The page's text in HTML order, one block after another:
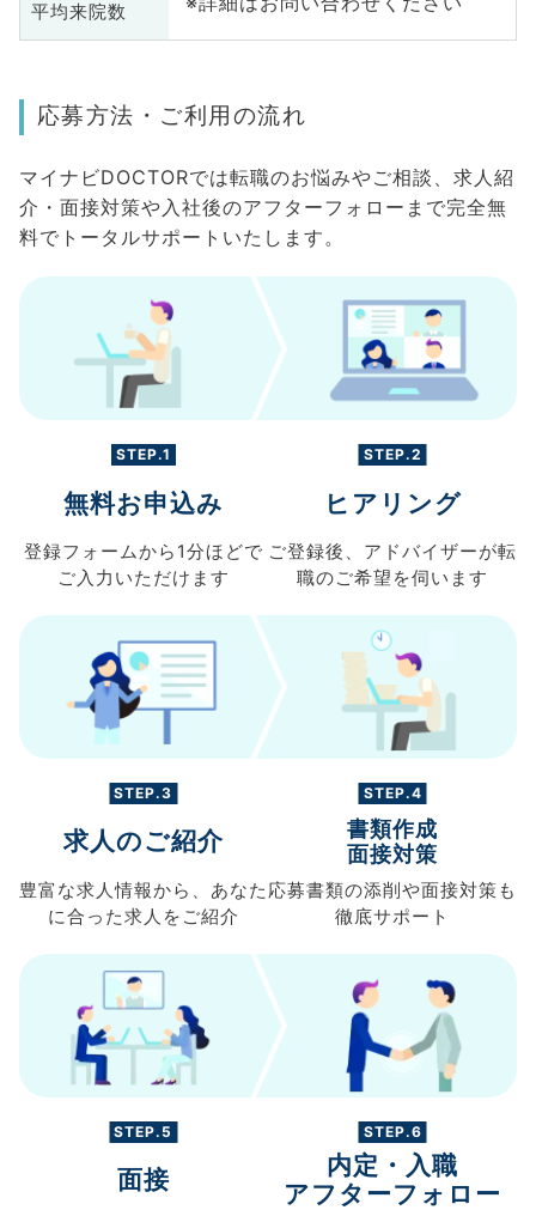
平均来院数
応募方法・ご利用の流れ
マイナビDOCTORでは転職のお悩みやご相談、求人紹
介・面接対策や入社後のアフターフォローまで完全無
料でトータルサポートいたします。
STEP.1
無料お申込み
登録フォームから 1分ほどで
ご入力 いただけます
STEP.2
ヒアリング
ご登録後、 アドバイザーが転
職のご希望を伺います
STEP.3
求人のご紹介
豊富な求人情報から、 あなた
に合った求人を ご紹介
STEP.4
書類作成
面接対策
応募書類の添削や面接対策も
徹底サポート
STEP.5
面接
STEP.6
内定・入職
アフターフォロー